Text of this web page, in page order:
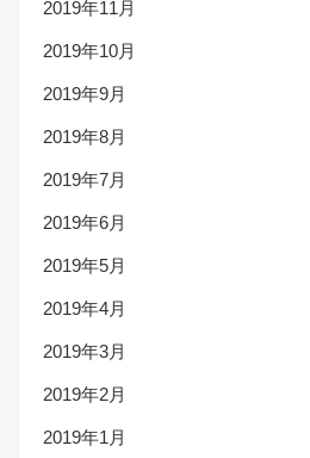
2019年11月
2019年10月
2019年9月
2019年8月
2019年7月
2019年6月
2019年5月
2019年4月
2019年3月
2019年2月
2019年1月